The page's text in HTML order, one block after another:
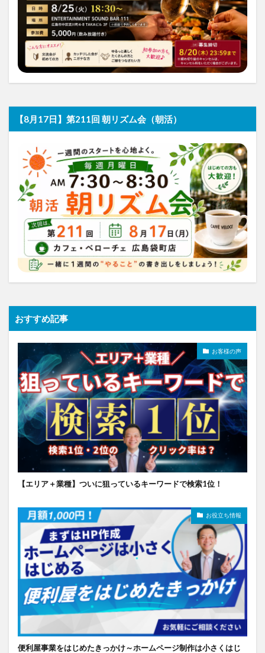
【8月17日】第211回 朝リズム会（朝活）
おすすめ記事
お客様の声
【エリア＋業種】ついに狙っているキーワードで検索1位！
お役立ち情報
便利屋事業をはじめたきっかけ～ホームページ制作は小さくはじ